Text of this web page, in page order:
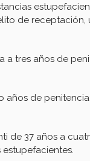
de
a tres años de
años de
de 37 años a